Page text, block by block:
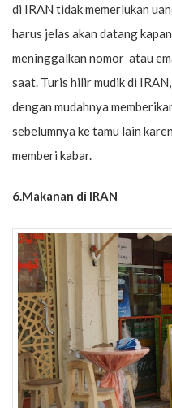
di IRAN tidak memerlukan
harus jelas akan datang
meninggalkan nomor atau
saat. Turis hilir mudik di
dengan mudahnya
sebelumnya ke tamu lain
memberi kabar.
6.Makanan di IRAN